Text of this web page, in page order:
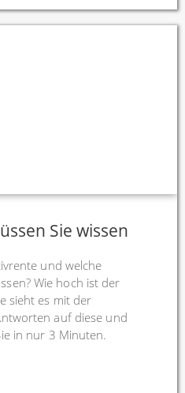
Sie wissen
und welche
Wie hoch ist der
sieht es mit der
auf diese und
in nur 3 Minuten.